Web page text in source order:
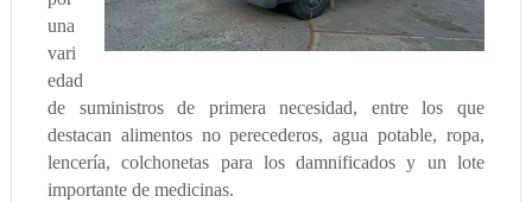
una
vari
edad
de suministros de primera necesidad, entre los que
destacan alimentos no perecederos, agua potable, ropa,
lencería, colchonetas para los damnificados y un lote
importante de medicinas.